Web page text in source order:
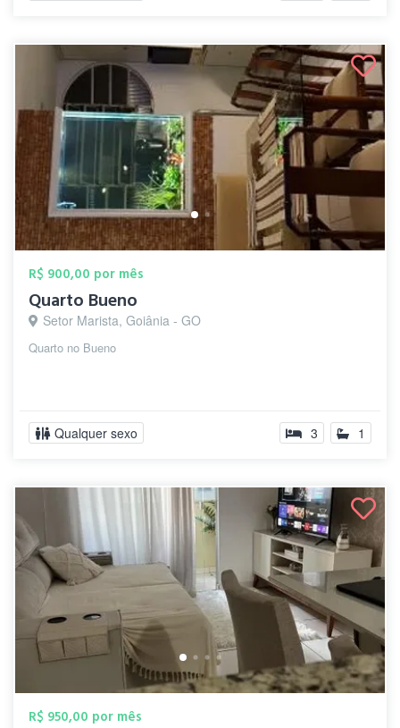
R$ 900,00 por mês
Quarto Bueno
Setor Marista, Goiânia - GO
Quarto no Bueno
Qualquer sexo 3 1
R$ 950,00 por mês